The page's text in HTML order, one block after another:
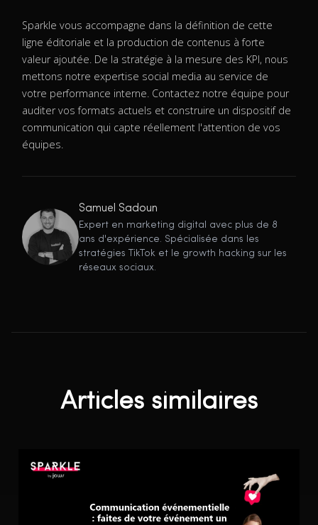
Sparkle vous accompagne dans la définition de cette
ligne éditoriale et la production de contenus à forte
valeur ajoutée. De la stratégie à la mesure des KPI, nous
mettons notre expertise social media au service de
votre performance interne. Contactez notre équipe pour
auditer vos formats actuels et construire un dispositif de
communication qui capte réellement l'attention de vos
équipes.
Samuel Sadoun
Expert en marketing digital avec plus de 8
ans d'expérience. Spécialisée dans les
stratégies TikTok et le growth hacking sur les
réseaux sociaux.
Articles similaires